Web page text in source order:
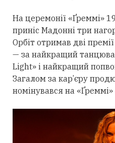
На церемонії «Ґреммі»
приніс Мадонні три
Орбіт отримав дві
— за найкращий
Light» і найкращий
Загалом за кар’єру
номінувався на